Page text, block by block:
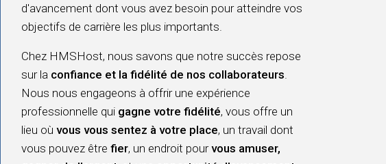
d'avancement dont vous avez besoin pour atteindre vos
objectifs de carrière les plus importants.
Chez HMSHost, nous savons que notre succès repose
sur la confiance et la fidélité de nos collaborateurs
Nous nous engageons à offrir une expérience
professionnelle qui gagne votre fidélité, vous offre un
lieu où vous vous sentez à votre place, un travail dont
vous pouvez être fier, un endroit pourvous amuser,